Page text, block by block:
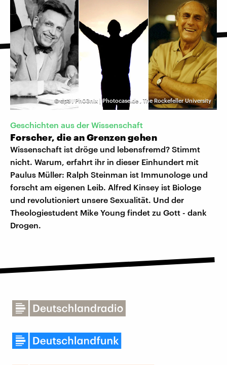
©dpa,Ph03nix | Photocase.de The Rockefeller University
Geschichten aus der Wissenschaft
Forscher, die an Grenzen gehen
Wissenschaft ist dröge und lebensfremd? Stimmt
nicht. Warum, erfahrt ihr in dieser Einhundert mit
Paulus Müller: Ralph Steinman ist Immunologe und
forscht am eigenen Leib. Alfred Kinsey ist Biologe
und revolutioniert unsere Sexualität. Und der
Theologiestudent Mike Young findet zu Gott - dank
Drogen.